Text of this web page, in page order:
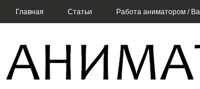
Главная Статьи Работа аниматором /